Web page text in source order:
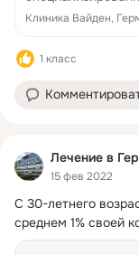
оказывает
Нейро-
Клиника Вайден,
1 класс
Лечение в
15 фев 2022
С 30-летнего
среднем 1% своей